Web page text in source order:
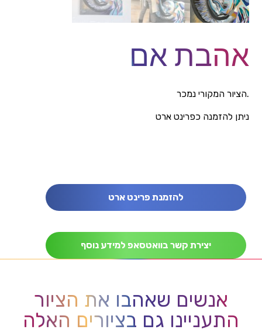
אהבת אם
הציור המקורי נמכר.
ניתן להזמנה כפרינט ארט
להזמנת פרינט ארט
יצירת קשר בוואטסאפ למידע נוסף
אנשים שאהבו את הציור
התעניינו גם בציורים האלה